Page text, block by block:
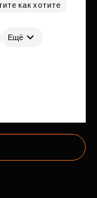
как хотите
Ещё